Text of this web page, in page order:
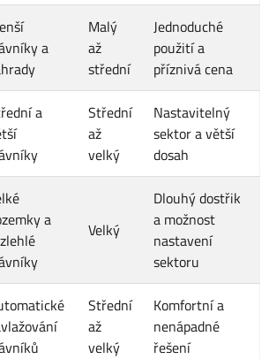
a
Malý
až
střední
Jednoduché
použití a
příznivá cena
a
Střední
až
velký
Nastavitelný
sektor a větší
dosah
a
Velký
Dlouhý dostřik
a možnost
nastavení
sektoru
Střední
až
velký
Komfortní a
nenápadné
řešení